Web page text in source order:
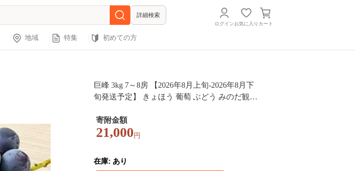
詳細検索
ログインお気に入り カート
地域 特集 初めての方
巨峰 3kg 7～8房 【2026年8月上旬-2026年8月下
旬発送予定】 きょほう 葡萄 ぶどう みのだ観光
寄附金額
21,000 円
在庫: あり